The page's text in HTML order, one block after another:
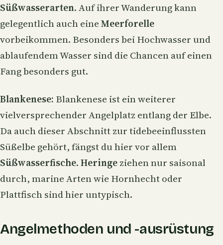
Süßwasserarten. Auf ihrer Wanderung kann
gelegentlich auch eineMeerforelle
vorbeikommen. Besonders bei Hochwasser und
ablaufendem Wasser sind die Chancen auf einen
Fang besonders gut.
Blankenese: Blankenese ist ein weiterer
vielversprechender Angelplatz entlang der Elbe.
Da auch dieser Abschnitt zur tidebeeinflussten
Süßelbe gehört, fängst du hier vor allem
Süßwasserfische.Heringeziehen nur saisonal
durch, marine Arten wie Hornhechtoder
Plattfisch sind hier untypisch.
Angelmethoden und -ausrüstung